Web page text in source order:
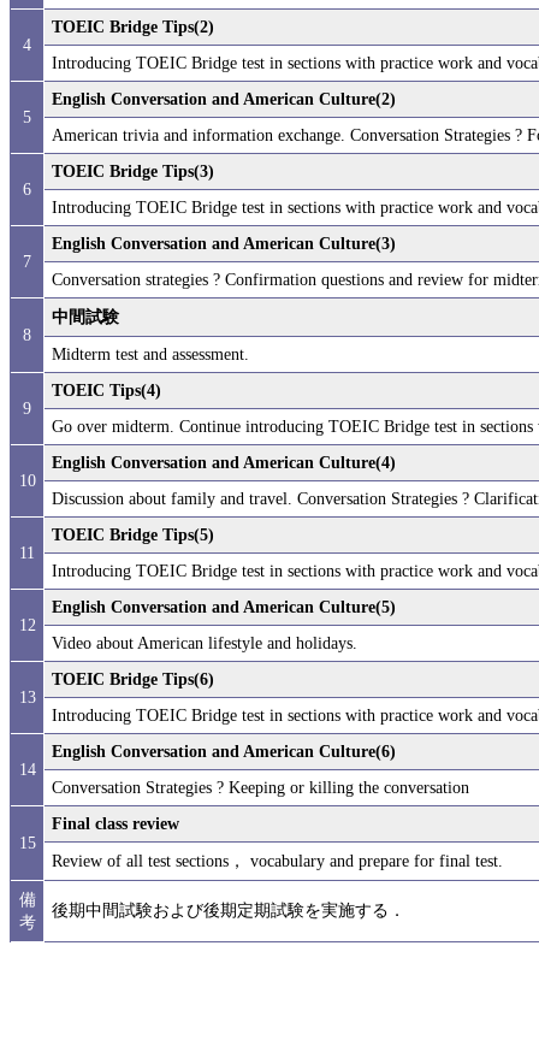
4
TOEIC Bridge Tips(2)
Introducing TOEIC Bridge test in sections with practice work and
5
English Conversation and American Culture(2)
American trivia and information exchange. Conversation Strategies ?
6
TOEIC Bridge Tips(3)
Introducing TOEIC Bridge test in sections with practice work and
7
English Conversation and American Culture(3)
Conversation strategies ? Confirmation questions and review for
8
中間試験
Midterm test and assessment.
9
TOEIC Tips(4)
Go over midterm. Continue introducing TOEIC Bridge test in
10
English Conversation and American Culture(4)
Discussion about family and travel. Conversation Strategies ?
11
TOEIC Bridge Tips(5)
Introducing TOEIC Bridge test in sections with practice work and
12
English Conversation and American Culture(5)
Video about American lifestyle and holidays.
13
TOEIC Bridge Tips(6)
Introducing TOEIC Bridge test in sections with practice work and
14
English Conversation and American Culture(6)
Conversation Strategies ? Keeping or killing the conversation
15
Final class review
Review of all test sections， vocabulary and prepare for final test.
備
考
後期中間試験および後期定期試験を実施する．